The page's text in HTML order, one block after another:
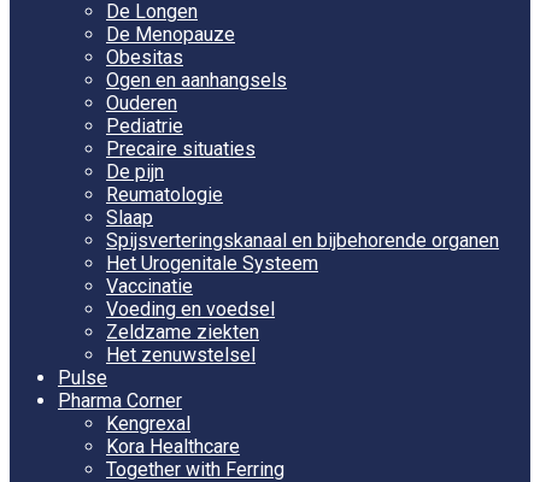
De Longen
De Menopauze
Obesitas
Ogen en aanhangsels
Ouderen
Pediatrie
Precaire situaties
De pijn
Reumatologie
Slaap
Spijsverteringskanaal en bijbehorende organen
Het Urogenitale Systeem
Vaccinatie
Voeding en voedsel
Zeldzame ziekten
Het zenuwstelsel
Pulse
Pharma Corner
Kengrexal
Kora Healthcare
Together with Ferring